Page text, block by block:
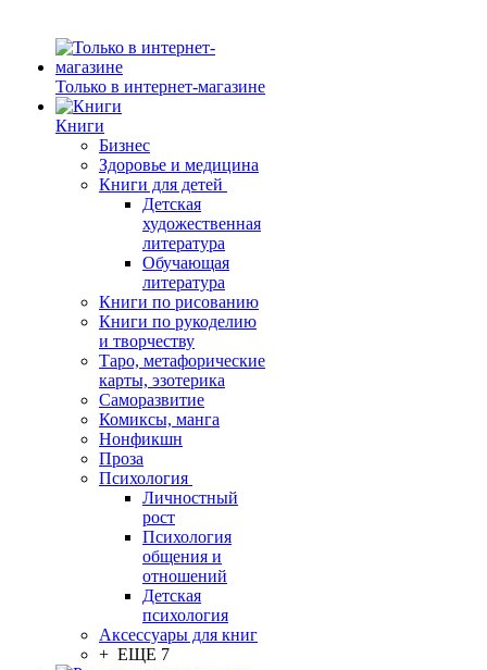
Только в интернет-магазине
Книги
Бизнес
Здоровье и медицина
Книги для детей
Детская
художественная
литература
Обучающая
литература
Книги по рисованию
Книги по рукоделию
и творчеству
Таро, метафорические
карты, эзотерика
Саморазвитие
Комиксы, манга
Нонфикшн
Проза
Психология
Личностный
рост
Психология
общения и
отношений
Детская
психология
Аксессуары для книг
+ ЕЩЕ 7